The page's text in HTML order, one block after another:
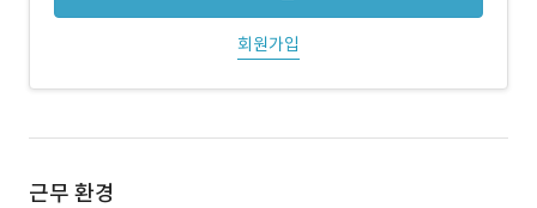
회원가입
근무 환경